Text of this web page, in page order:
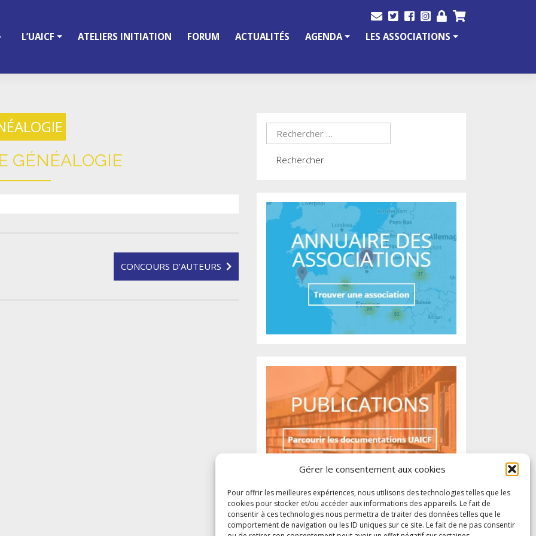
Gérer le consentement aux cookies
Pour offrir les meilleures expériences, nous utilisons des technologies telles que les
cookies pour stocker et/ou accéder aux informations des appareils. Le fait de
consentir à ces technologies nous permettra de traiter des données telles que le
comportement de navigation ou les ID uniques sur ce site. Le fait de ne pas consentir
L’UAICF ATELIERS INITIATION FORUM ACTUALITÉS AGENDA LES ASSOCIATIONS
GÉNÉALOGIE
CONCOURS D’AUTEURS